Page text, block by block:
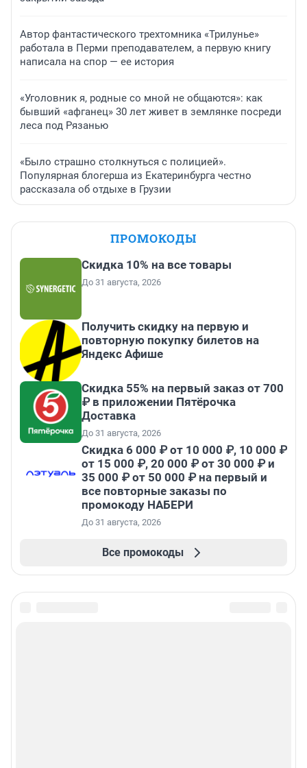
Автор фантастического трехтомника «Трилунье»
работала в Перми преподавателем, а первую книгу
написала на спор — ее история
«Уголовник я, родные со мной не общаются»: как
бывший «афганец» 30 лет живет в землянке посреди
леса под Рязанью
«Было страшно столкнуться с полицией».
Популярная блогерша из Екатеринбурга честно
рассказала об отдыхе в Грузии
ПРОМОКОДЫ
Скидка 10% на все товары
До 31 августа, 2026
Получить скидку на первую и
повторную покупку билетов на
Яндекс Афише
Скидка 55% на первый заказ от 700
₽ в приложении Пятёрочка
Доставка
До 31 августа, 2026
Скидка 6 000 ₽ от 10 000 ₽, 10 000 ₽
от 15 000 ₽, 20 000 ₽ от 30 000 ₽ и
35 000 ₽ от 50 000 ₽ на первый и
все повторные заказы по
промокоду НАБЕРИ
До 31 августа, 2026
Все промокоды